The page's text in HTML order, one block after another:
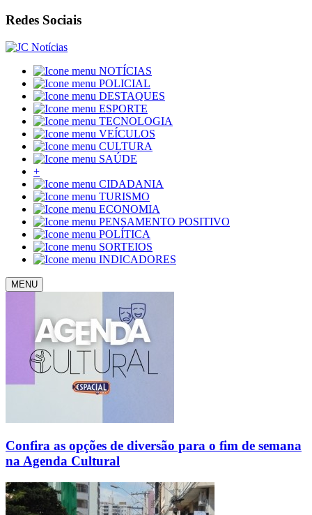
Redes Sociais
NOTÍCIAS
POLICIAL
DESTAQUES
ESPORTE
TECNOLOGIA
VEÍCULOS
CULTURA
SAÚDE
+
CIDADANIA
TURISMO
ECONOMIA
PENSAMENTO POSITIVO
POLÍTICA
SORTEIOS
INDICADORES
MENU
Confira as opções de diversão para o fim de semana
na Agenda Cultural